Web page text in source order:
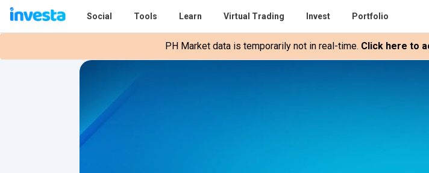
Social Tools Learn Virtual Trading Invest Portfolio
PH Market data is temporarily not in real-time. Click here to